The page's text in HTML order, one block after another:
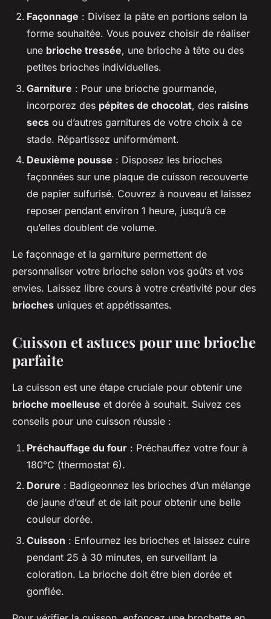
Façonnage : Divisez la pâte en portions selon la
forme souhaitée. Vous pouvez choisir de réaliser
une brioche tressée, une brioche à tête ou des
petites brioches individuelles.
Garniture : Pour une brioche gourmande,
incorporez des pépites de chocolat, des raisins
secs ou d’autres garnitures de votre choix à ce
stade. Répartissez uniformément.
Deuxième pousse : Disposez les brioches
façonnées sur une plaque de cuisson recouverte
de papier sulfurisé. Couvrez à nouveau et laissez
reposer pendant environ 1 heure, jusqu’à ce
qu’elles doublent de volume.
Le façonnage et la garniture permettent de
personnaliser votre brioche selon vos goûts et vos
envies. Laissez libre cours à votre créativité pour des
brioches uniques et appétissantes.
Cuisson et astuces pour une brioche
parfaite
La cuisson est une étape cruciale pour obtenir une
brioche moelleuse et dorée à souhait. Suivez ces
conseils pour une cuisson réussie :
Préchauffage du four : Préchauffez votre four à
180°C (thermostat 6).
Dorure : Badigeonnez les brioches d’un mélange
de jaune d’œuf et de lait pour obtenir une belle
couleur dorée.
Cuisson : Enfournez les brioches et laissez cuire
pendant 25 à 30 minutes, en surveillant la
coloration. La brioche doit être bien dorée et
gonflée.